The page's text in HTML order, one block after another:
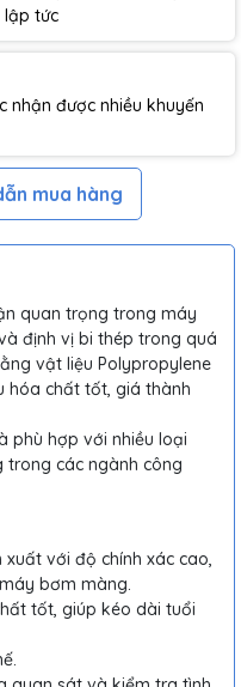
lập tức
được nhiều khuyến
mua hàng
quan trọng trong máy
định vị bi thép trong quá
vật liệu Polypropylene
hóa chất tốt, giá thành
phù hợp với nhiều loại
trong các ngành công
xuất với độ chính xác cao,
bơm màng.
tốt, giúp kéo dài tuổi